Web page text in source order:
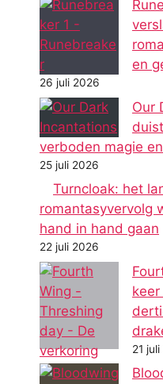
en
26 juli 2026
Our
verboden magie
25 juli 2026
Turncloak: het
romantasyvervolg
hand in hand gaan
22 juli 2026
21